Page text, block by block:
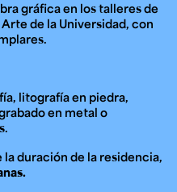
gráfica en los talleres de
de la Universidad, con
litografía en piedra,
en metal o
duración de la residencia,